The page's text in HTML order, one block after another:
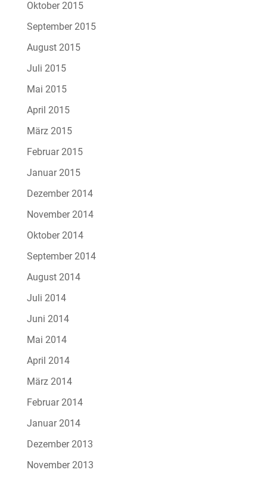
Oktober 2015
September 2015
August 2015
Juli 2015
Mai 2015
April 2015
März 2015
Februar 2015
Januar 2015
Dezember 2014
November 2014
Oktober 2014
September 2014
August 2014
Juli 2014
Juni 2014
Mai 2014
April 2014
März 2014
Februar 2014
Januar 2014
Dezember 2013
November 2013